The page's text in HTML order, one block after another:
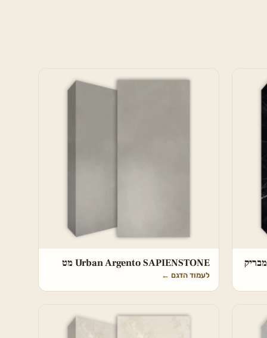
Urban Argento SAPIENSTONE מט
לעמוד הדגם ←